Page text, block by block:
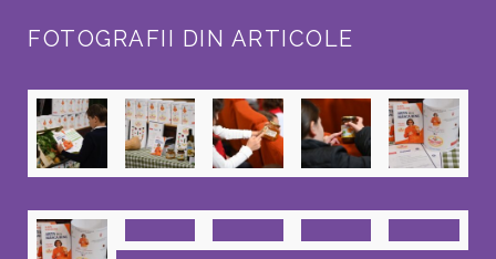
FOTOGRAFII DIN ARTICOLE